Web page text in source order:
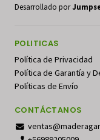
Desarrollado por
POLITICAS
Política de Privacidad
Política de Garantía y
Políticas de Envío
CONTÁCTANOS